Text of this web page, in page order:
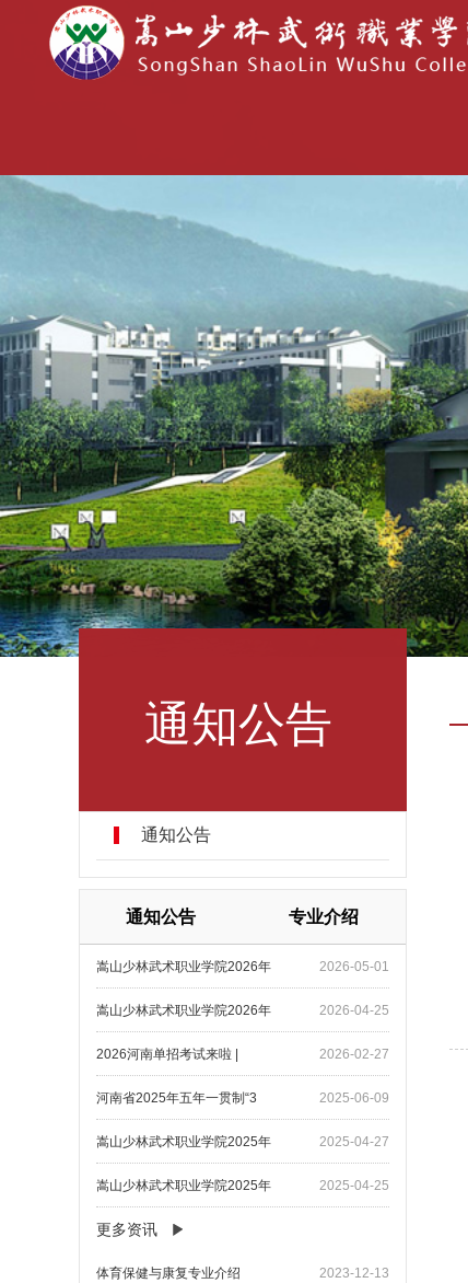
通知公告
通知公告
通知公告 专业介绍
2026-05-01
嵩山少林武术职业学院2026年
2026-04-25
嵩山少林武术职业学院2026年
2026-02-27
2026河南单招考试来啦 |
2025-06-09
河南省2025年五年一贯制“3
2025-04-27
嵩山少林武术职业学院2025年
2025-04-25
嵩山少林武术职业学院2025年
更多资讯
2023-12-13
​体育保健与康复专业介绍